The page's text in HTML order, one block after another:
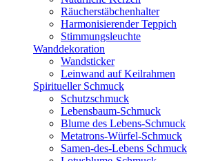
Räucherstäbchenhalter
Harmonisierender Teppich
Stimmungsleuchte
Wanddekoration
Wandsticker
Leinwand auf Keilrahmen
Spiritueller Schmuck
Schutzschmuck
Lebensbaum-Schmuck
Blume des Lebens-Schmuck
Metatrons-Würfel-Schmuck
Samen-des-Lebens Schmuck